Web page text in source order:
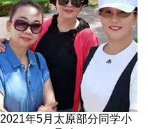
2021年5月太原部分同学小